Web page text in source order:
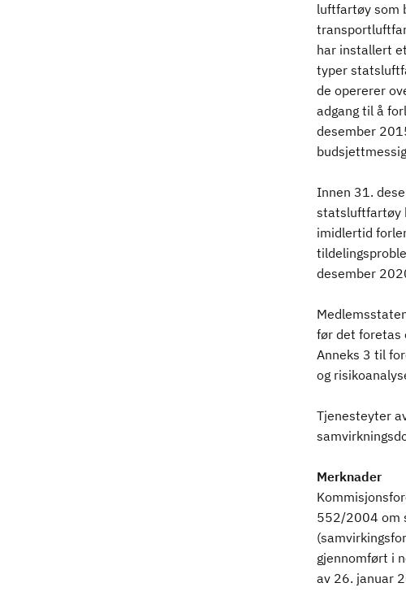
luftfartøy som
har installert
typer
de opererer
adgang til å
desember
Innen 31.
statsluftfartøy
imidlertid
desember
før det foretas
Anneks 3 til
og
Tjenesteyter
Merknader
552/2004 om
gjennomført i
av 26. januar